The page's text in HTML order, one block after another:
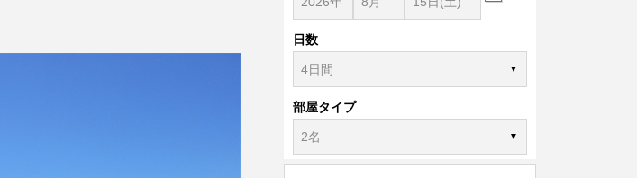
日数
部屋タイプ